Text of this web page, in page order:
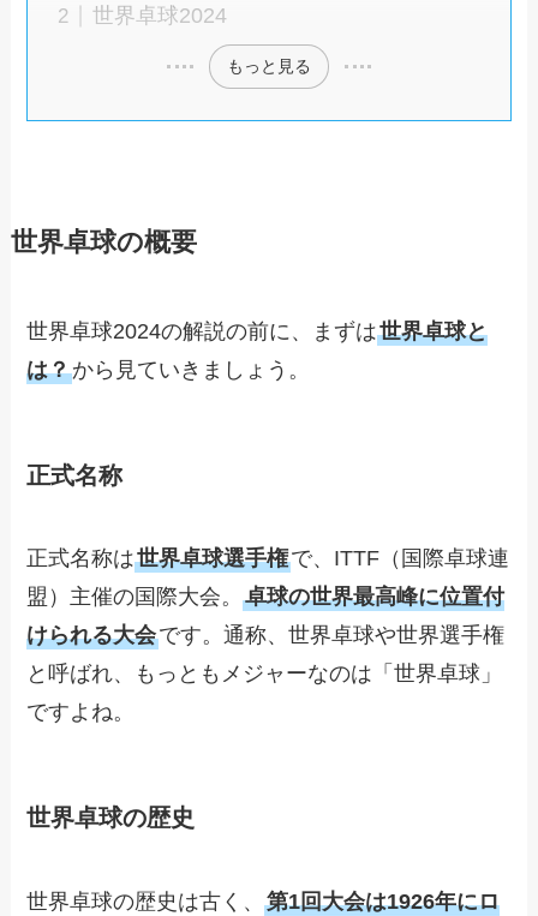
世界卓球2024
もっと見る
世界卓球の概要
世界卓球2024の解説の前に、まずは世界卓球と
は？から見ていきましょう。
正式名称
正式名称は世界卓球選手権で、ITTF（国際卓球連
盟）主催の国際大会。卓球の世界最高峰に位置付
けられる大会です。通称、世界卓球や世界選手権
と呼ばれ、もっともメジャーなのは「世界卓球」
ですよね。
世界卓球の歴史
世界卓球の歴史は古く、第1回大会は1926年にロ